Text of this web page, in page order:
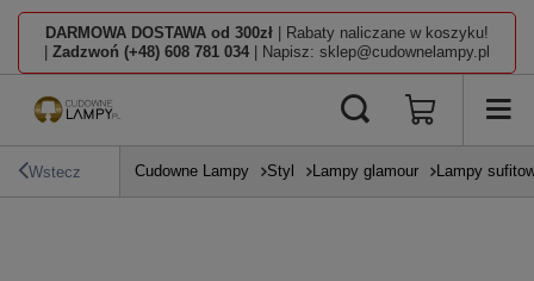
DARMOWA DOSTAWA od 300zł | Rabaty naliczane w koszyku!
Zadzwoń (+48) 608 781 034 | Napisz: sklep@cudownelampy.pl
Wstecz Cudowne Lampy Styl Lampy glamour Lampy